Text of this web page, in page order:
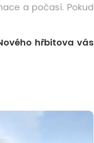
a počasí. Pokud
hřbitova vás